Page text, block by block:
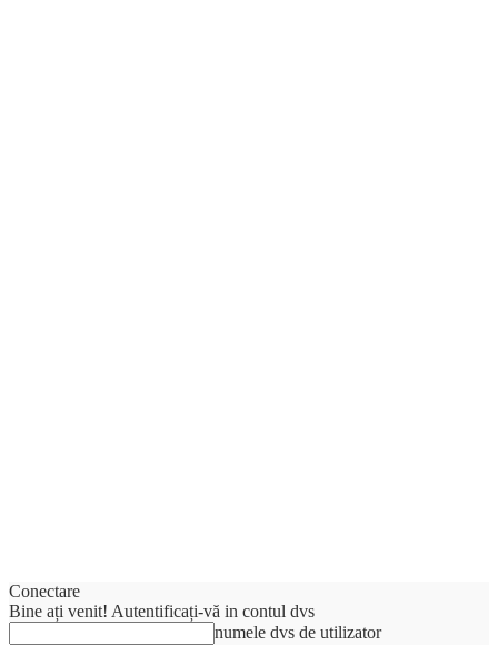
Conectare
Bine ați venit! Autentificați-vă in contul dvs
numele dvs de utilizator